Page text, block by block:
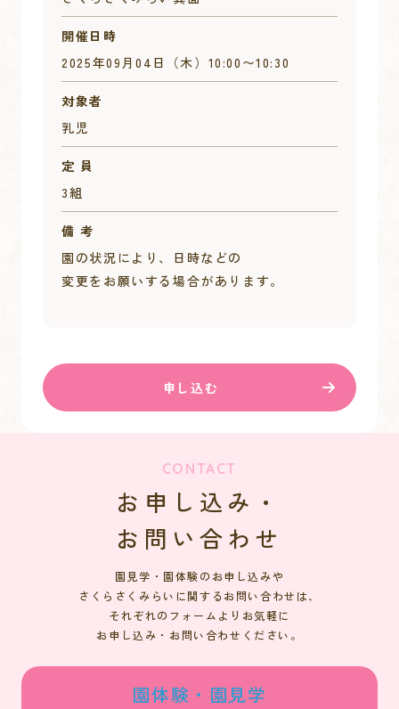
開催日時
2025年09月04日（木） 10:00 〜10:30
対象者
乳児
定 員
3組
備 考
園の状況により、日時などの
変更をお願いする場合があります。
申し込む
CONTACT
お申し込み・
お問い合わせ
園見学・園体験のお申し込みや
さくらさくみらいに関するお問い合わせは、
それぞれのフォームよりお気軽に
お申し込み・お問い合わせください。
園体験・園見学